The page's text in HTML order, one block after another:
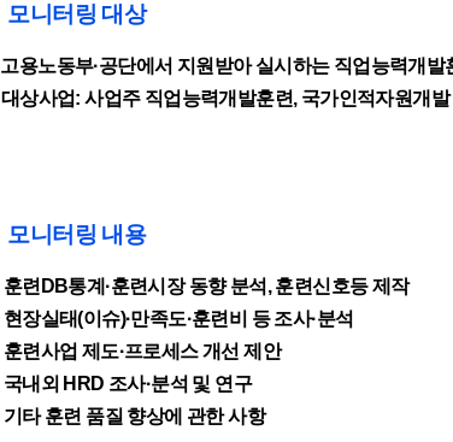
모니터링 대상
고용노동부·공단에서 지원받아 실시하는 직업능력개
대상사업: 사업주 직업능력개발훈련, 국가인적자원개
모니터링 내용
훈련DB통계·훈련시장 동향 분석, 훈련신호등 제작
현장실태(이슈)·만족도·훈련비 등 조사·분석
훈련사업 제도·프로세스 개선 제안
국내외 HRD 조사·분석 및 연구
기타 훈련 품질 향상에 관한 사항